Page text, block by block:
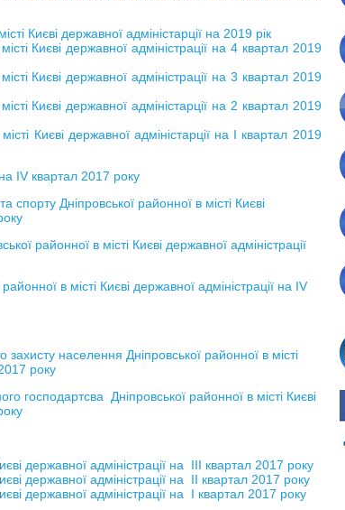
Києві державної адміністарції на 2019 рік
Києві державної адміністрації на 4 квартал 2019
Києві державної адміністрації на 3 квартал 2019
Києві державної адміністарції на 2 квартал 2019
Києві державної адміністарції на І квартал 2019
IV квартал 2017 року
спорту Дніпровської районної в місті Києві
районної в місті Києві державної адміністрації
в місті Києві державної адміністрації на IV
населення Дніпровської районної в місті
року
господартсва Дніпровської районної в місті Києві
державної адміністрації на III квартал 2017 року
державної адміністрації на II квартал 2017 року
державної адміністрації на I квартал 2017 року